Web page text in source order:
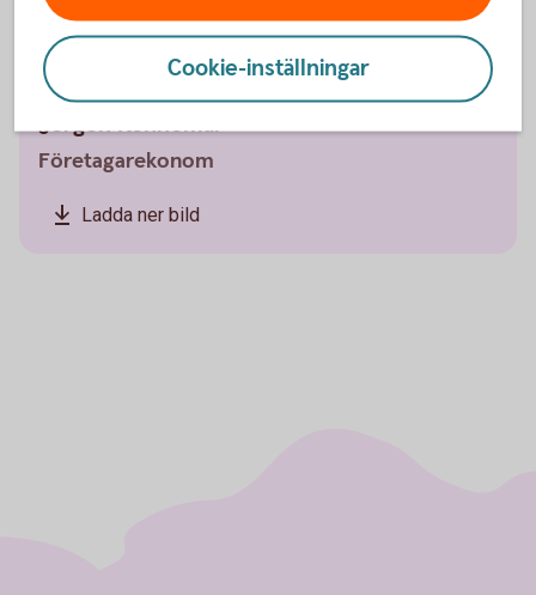
Jörgen Kennemar
Företagarekonom
Ladda ner bild
Cookie-inställningar